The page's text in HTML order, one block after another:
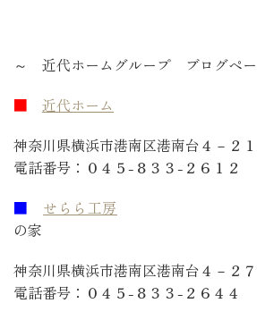
～ 近代ホームグループ ブログペ
■
近代ホーム
： Ｆ
神奈川県横浜市港南区港南台４－２
電話番号：０４５-８３３-２６１２
■
せらら工房 ： 横浜
の家
神奈川県横浜市港南区港南台４－２
電話番号：０４５-８３３-２６４４